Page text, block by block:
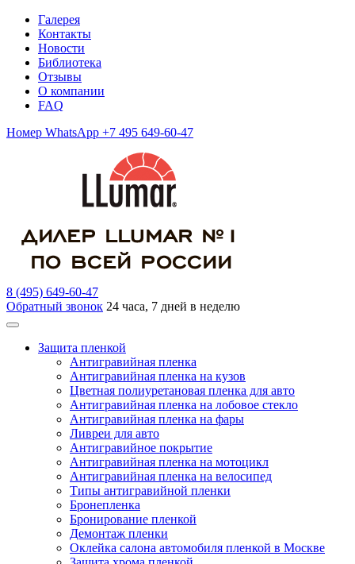
Галерея
Контакты
Новости
Библиотека
Отзывы
О компании
FAQ
Номер WhatsApp +7 495 649-60-47
8 (495) 649-60-47
Обратный звонок 24 часа, 7 дней в неделю
Защита пленкой
Антигравийная пленка
Антигравийная пленка на кузов
Цветная полиуретановая пленка для авто
Антигравийная пленка на лобовое стекло
Антигравийная пленка на фары
Ливреи для авто
Антигравийное покрытие
Антигравийная пленка на мотоцикл
Антигравийная пленка на велосипед
Типы антигравийной пленки
Бронепленка
Бронирование пленкой
Демонтаж пленки
Оклейка салона автомобиля пленкой в Москве